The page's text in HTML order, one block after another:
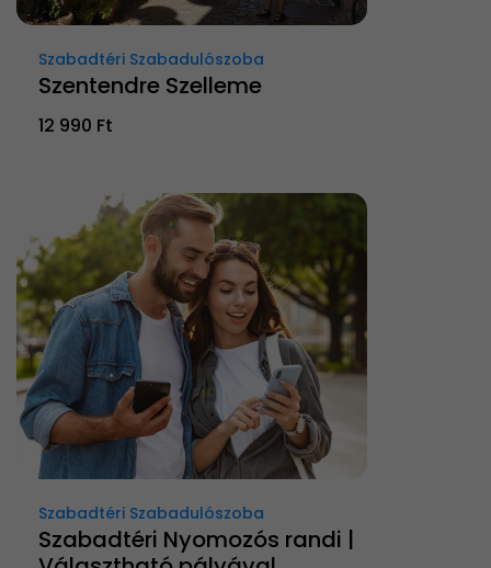
Szabadtéri Szabadulószoba
Szentendre Szelleme
12 990 Ft
Szabadtéri Szabadulószoba
Szabadtéri Nyomozós randi |